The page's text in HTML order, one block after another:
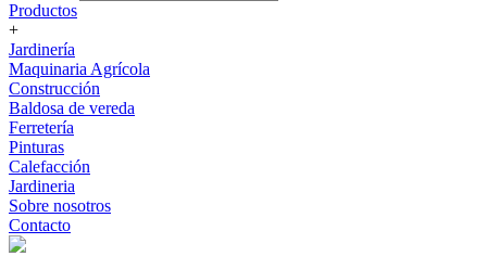
Productos
+
Jardinería
Maquinaria Agrícola
Construcción
Baldosa de vereda
Ferretería
Pinturas
Calefacción
Jardineria
Sobre nosotros
Contacto